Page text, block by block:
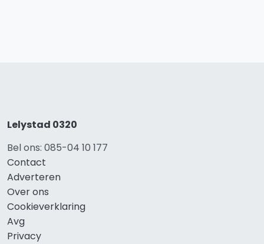
Lelystad 0320
Bel ons: 085-04 10 177
Contact
Adverteren
Over ons
Cookieverklaring
Avg
Privacy